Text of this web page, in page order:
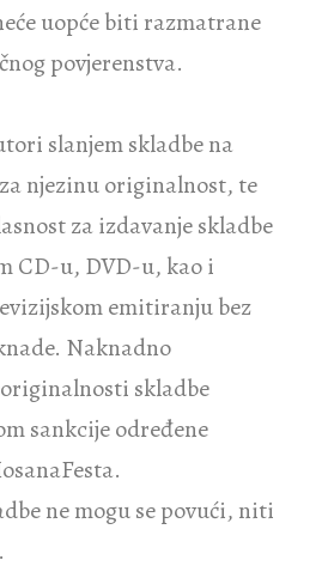
uopće biti razmatrane
povjerenstva.
slanjem skladbe na
njezinu originalnost, te
za izdavanje skladbe
CD-u, DVD-u, kao i
emitiranju bez
Naknadno
skladbe
sankcije određene
ne mogu se povući, niti